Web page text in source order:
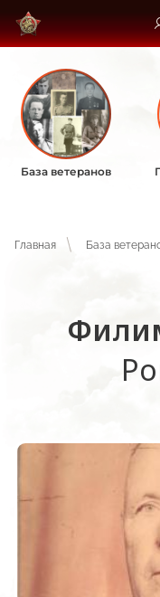
База ветеранов
Главная База